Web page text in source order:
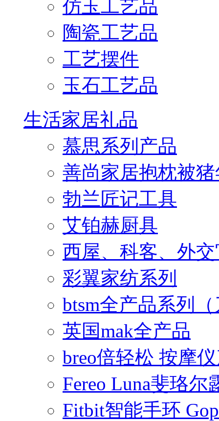
仿玉工艺品
陶瓷工艺品
工艺摆件
玉石工艺品
生活家居礼品
慕思系列产品
善尚家居抱枕被
勃兰匠记工具
艾铂赫厨具
西屋、科客、外
彩翼家纺系列
btsm全产品系列
英国mak全产品
breo倍轻松 按摩
Fereo Luna斐珞
Fitbit智能手环